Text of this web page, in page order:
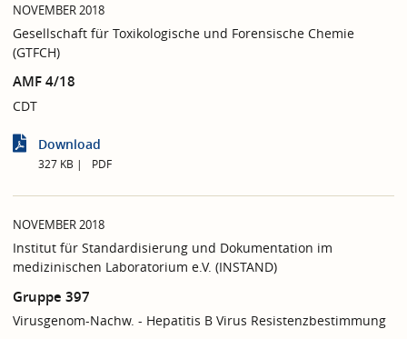
NOVEMBER 2018
Gesellschaft für Toxikologische und Forensische Chemie
(GTFCH)
AMF 4/18
CDT
Download
327 KB PDF
NOVEMBER 2018
Institut für Standardisierung und Dokumentation im
medizinischen Laboratorium e.V. (INSTAND)
Gruppe 397
Virusgenom-Nachw. - Hepatitis B Virus Resistenzbestimmung